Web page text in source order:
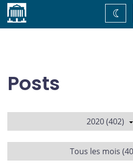
Accueil
de
Posts
2020 (402)
Tous les mois